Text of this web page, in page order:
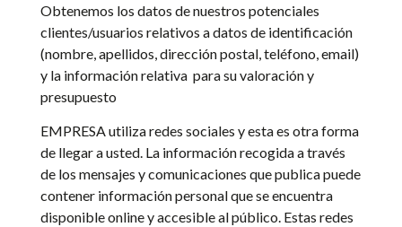
Obtenemos los datos de nuestros potenciales
clientes/usuarios relativos a datos de identificación
(nombre, apellidos, dirección postal, teléfono, email)
y la información relativa para su valoración y
presupuesto
EMPRESA utiliza redes sociales y esta es otra forma
de llegar a usted. La información recogida a través
de los mensajes y comunicaciones que publica puede
contener información personal que se encuentra
disponible online y accesible al público. Estas redes